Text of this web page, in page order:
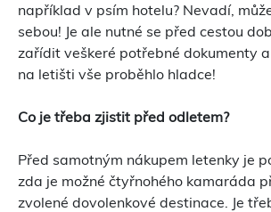
například v psím hotelu? Nevadí,
sebou! Je ale nutné se před cestou
zařídit veškeré potřebné dokumenty
na letišti vše proběhlo hladce!
Co je třeba zjistit před odletem?
Před samotným nákupem letenky je
zda je možné čtyřnohého kamaráda
zvolené dovolenkové destinace. Je